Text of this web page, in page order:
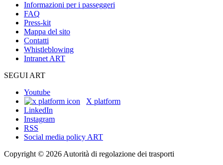
Informazioni per i passeggeri
FAQ
Press-kit
Mappa del sito
Contatti
Whistleblowing
Intranet ART
SEGUI ART
Youtube
X platform
LinkedIn
Instagram
RSS
Social media policy ART
Copyright © 2026 Autorità di regolazione dei trasporti